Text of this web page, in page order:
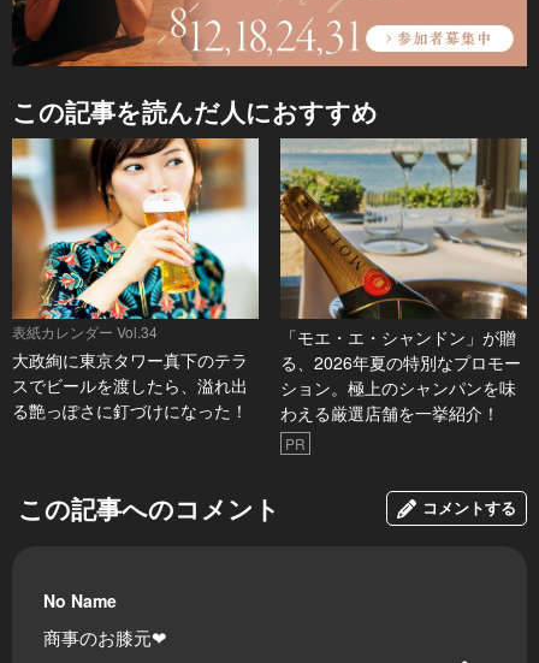
この記事を読んだ人におすすめ
表紙カレンダー Vol.34
大政絢に東京タワー真下のテラ
スでビールを渡したら、溢れ出
る艶っぽさに釘づけになった！
「モエ・エ・シャンドン」が贈
る、2026年夏の特別なプロモー
ション。極上のシャンパンを味
わえる厳選店舗を一挙紹介！
PR
この記事へのコメント コメントする
No Name
商事のお膝元❤